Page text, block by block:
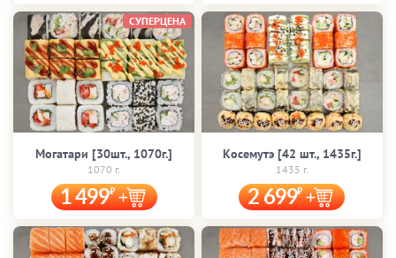
Могатари [30шт., 1070г.]
1070 г.
1 499
СУПЕРЦЕНА
Косемутэ [42 шт., 1435г.]
1435 г.
2 699